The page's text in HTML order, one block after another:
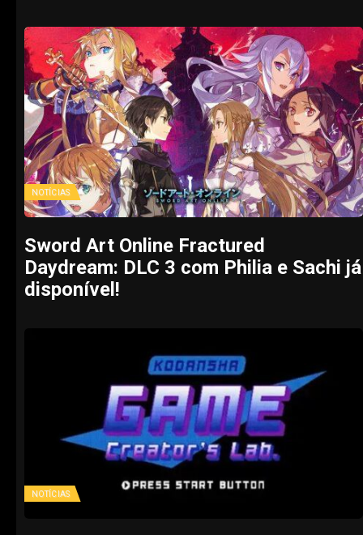
NOTÍCIAS
Sword Art Online Fractured
Daydream: DLC 3 com Philia e Sachi já
disponível!
NOTÍCIAS